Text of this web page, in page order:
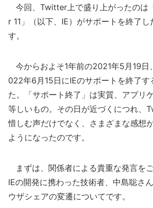
今回、Twitter上で盛り上がったのは
r 11」（以下、IE）がサポートを終了
す。
今からおよそ1年前の2021年5月19
022年6月15日にIEのサポートを終了す
た。「サポート終了」は実質、アプリ
等しいもの。その日が近づくにつれ、
惜しむ声だけでなく、さまざまな感想
ようになったのです。
まずは、関係者による貴重な発言をご
IEの開発に携わった技術者、中島聡さ
ウザシェアの変遷についてです。